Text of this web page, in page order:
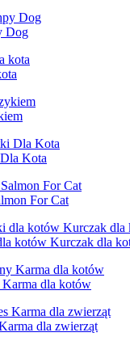
Dog
Kota
For Cat
kotów Kurczak dla
dla kotów
dla zwierząt